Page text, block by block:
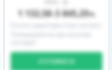
1 132,58 3 845,25%